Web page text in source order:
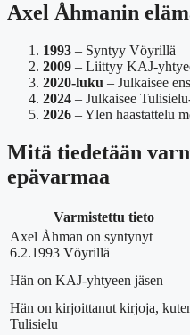
Axel Åhmanin
1993 – Syntyy Vöyrillä
2009 – Liittyy KAJ-
2020-luku – Julkaisee
2024 – Julkaisee
2026 – Ylen haastattelu
Mitä tiedetään
epävarmaa
Varmistettu tieto
Axel Åhman on syntynyt
6.2.1993 Vöyrillä
Hän on KAJ-yhtyeen jäsen
Hän on kirjoittanut kirjoja,
Tulisielu